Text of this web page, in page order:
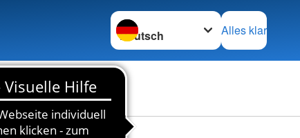
Sprache wechseln zu
Alles klar
Das DRK